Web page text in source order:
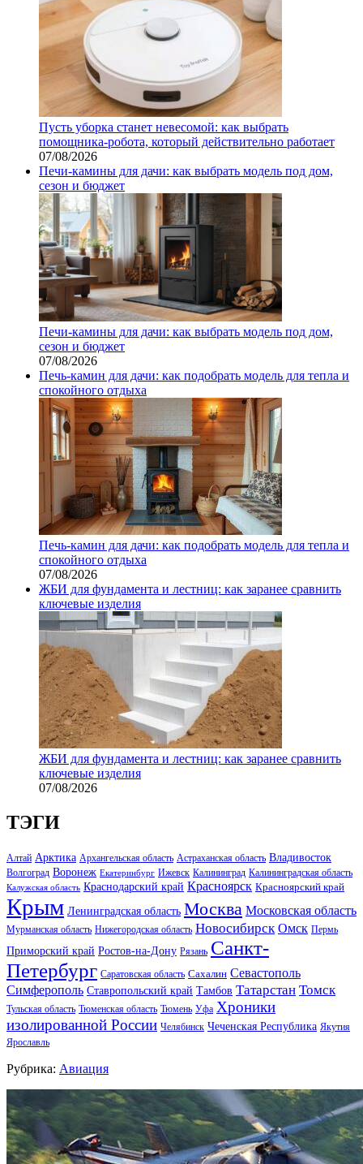
Пусть уборка станет невесомой: как выбрать
помощника‑робота, который действительно работает
07/08/2026
Печи-камины для дачи: как выбрать модель под дом,
сезон и бюджет
Печи-камины для дачи: как выбрать модель под дом,
сезон и бюджет
07/08/2026
Печь-камин для дачи: как подобрать модель для тепла и
спокойного отдыха
Печь-камин для дачи: как подобрать модель для тепла и
спокойного отдыха
07/08/2026
ЖБИ для фундамента и лестниц: как заранее сравнить
ключевые изделия
ЖБИ для фундамента и лестниц: как заранее сравнить
ключевые изделия
07/08/2026
ТЭГИ
Алтай Арктика Архангельская область Астраханская область Владивосток
Волгоград Воронеж Екатеринбург Ижевск Калининград Калининградская область
Калужская область Краснодарский край Красноярск Красноярский край
Крым Ленинградская область Москва Московская область
Мурманская область Нижегородская область Новосибирск Омск Пермь
Приморский край Ростов-на-Дону Рязань Санкт-
Петербург Саратовская область Сахалин Севастополь
Симферополь Ставропольский край Тамбов Татарстан Томск
Тульская область Тюменская область Тюмень Уфа Хроники
изолированной России Челябинск Чеченская Республика Якутия
Ярославль
Рубрика: Авиация